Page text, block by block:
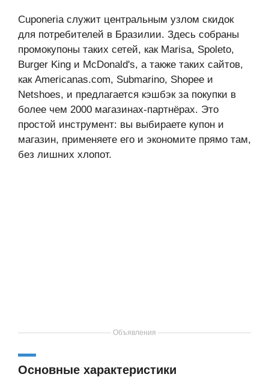
Cuponeria служит центральным узлом скидок
для потребителей в Бразилии. Здесь собраны
промокупоны таких сетей, как Marisa, Spoleto,
Burger King и McDonald's, а также таких сайтов,
как Americanas.com, Submarino, Shopee и
Netshoes, и предлагается кэшбэк за покупки в
более чем 2000 магазинах-партнёрах. Это
простой инструмент: вы выбираете купон и
магазин, применяете его и экономите прямо там,
без лишних хлопот.
Объявления
Основные характеристики